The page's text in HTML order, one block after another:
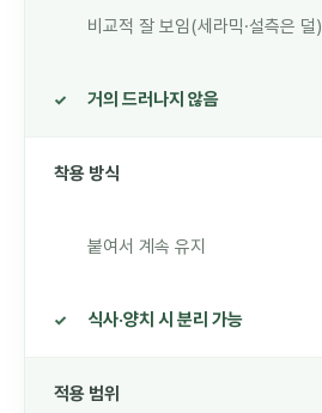
비교적 잘 보임(세라믹·설측은 덜)
거의 드러나지 않음
착용 방식
붙여서 계속 유지
식사·양치 시 분리 가능
적용 범위